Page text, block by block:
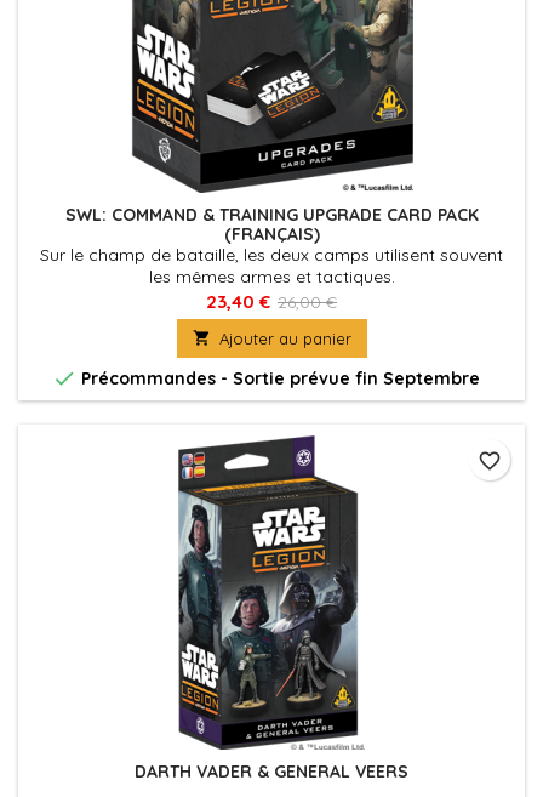
SWL: COMMAND & TRAINING UPGRADE CARD PACK
(FRANÇAIS)
Sur le champ de bataille, les deux camps utilisent souvent
les mêmes armes et tactiques.
23,40 € 26,00 €
 Ajouter au panier
 Précommandes - Sortie prévue fin Septembre
DARTH VADER & GENERAL VEERS
favorite_border